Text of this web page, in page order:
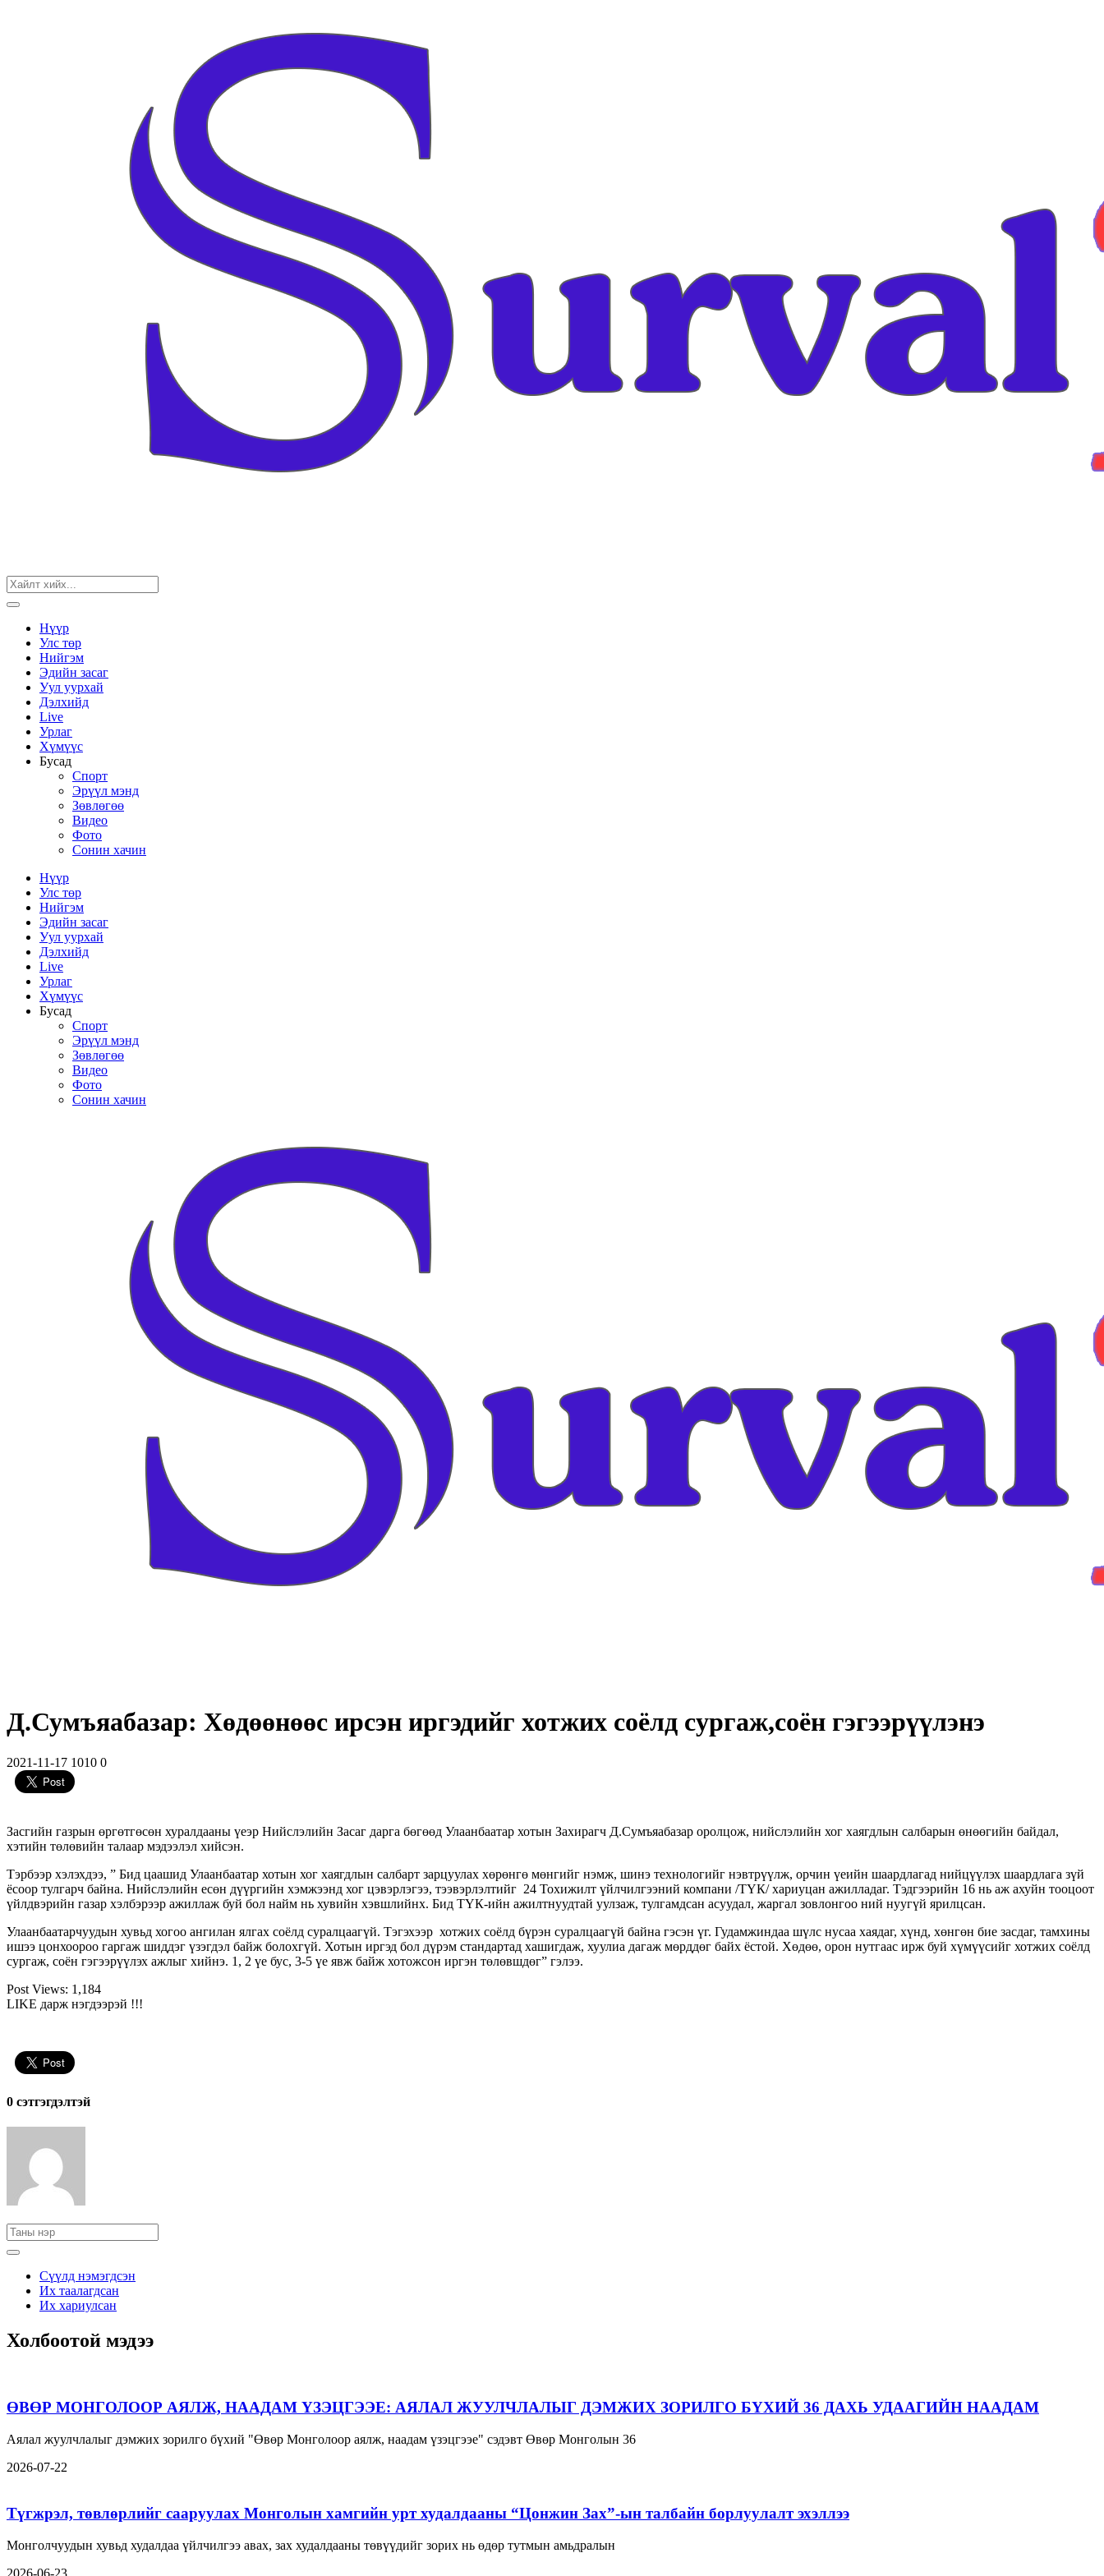
Нүүр
Улс төр
Нийгэм
Эдийн засаг
Уул уурхай
Дэлхийд
Live
Урлаг
Хүмүүс
Бусад
Спорт
Эрүүл мэнд
Зөвлөгөө
Видео
Фото
Сонин хачин
Нүүр
Улс төр
Нийгэм
Эдийн засаг
Уул уурхай
Дэлхийд
Live
Урлаг
Хүмүүс
Бусад
Спорт
Эрүүл мэнд
Зөвлөгөө
Видео
Фото
Сонин хачин
Д.Сумъяабазар: Хөдөөнөөс ирсэн иргэдийг хотжих соёлд сургаж,соён гэгээрүүлэнэ
2021-11-17 1010 0
Засгийн газрын өргөтгөсөн хуралдааны үеэр Нийслэлийн Засаг дарга бөгөөд Улаанбаатар хотын Захирагч Д.Сумъяабазар оролцож, нийслэлийн хог хаягдлын салбарын өнөөгийн байдал,
хэтийн төлөвийн талаар мэдээлэл хийсэн.
Тэрбээр хэлэхдээ, ” Бид цаашид Улаанбаатар хотын хог хаягдлын салбарт зарцуулах хөрөнгө мөнгийг нэмж, шинэ технологийг нэвтрүүлж, орчин үеийн шаардлагад нийцүүлэх шаардлага зүй
ёсоор тулгарч байна. Нийслэлийн есөн дүүргийн хэмжээнд хог цэвэрлэгээ, тээвэрлэлтийг 24 Тохижилт үйлчилгээний компани /ТҮК/ хариуцан ажилладаг. Тэдгээрийн 16 нь аж ахуйн тооцоот
үйлдвэрийн газар хэлбэрээр ажиллаж буй бол найм нь хувийн хэвшлийнх. Бид ТҮК-ийн ажилтнуудтай уулзаж, тулгамдсан асуудал, жаргал зовлонгоо ний нуугүй ярилцсан.
Улаанбаатарчуудын хувьд хогоо ангилан ялгах соёлд суралцаагүй. Тэгэхээр хотжих соёлд бүрэн суралцаагүй байна гэсэн үг. Гудамжиндаа шүлс нусаа хаядаг, хүнд, хөнгөн бие засдаг, тамхины
ишээ цонхоороо гаргаж шиддэг үзэгдэл байж болохгүй. Хотын иргэд бол дүрэм стандартад хашигдаж, хуулиа дагаж мөрддөг байх ёстой. Хөдөө, орон нутгаас ирж буй хүмүүсийг хотжих соёлд
сургаж, соён гэгээрүүлэх ажлыг хийнэ. 1, 2 үе бус, 3-5 үе явж байж хотожсон иргэн төлөвшдөг” гэлээ.
Post Views: 1,184
LIKE дарж нэгдээрэй !!!
0 cэтгэгдэлтэй
Сүүлд нэмэгдсэн
Их таалагдсан
Их хариулсан
Холбоотой мэдээ
ӨВӨР МОНГОЛООР АЯЛЖ, НААДАМ ҮЗЭЦГЭЭЕ: АЯЛАЛ ЖУУЛЧЛАЛЫГ ДЭМЖИХ ЗОРИЛГО БҮХИЙ 36 ДАХЬ УДААГИЙН НААДАМ
Аялал жуулчлалыг дэмжих зорилго бүхий "Өвөр Монголоор аялж, наадам үзэцгээе" сэдэвт Өвөр Монголын 36
2026-07-22
Түгжрэл, төвлөрлийг сааруулах Монголын хамгийн урт худалдааны “Цонжин Зах”-ын талбайн борлуулалт эхэллээ
Монголчуудын хувьд худалдаа үйлчилгээ авах, зах худалдааны төвүүдийг зорих нь өдөр тутмын амьдралын
2026-06-23